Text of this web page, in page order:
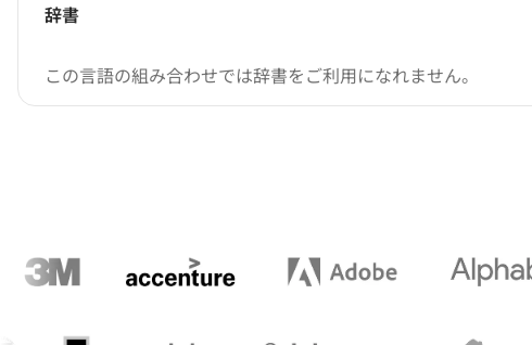
辞書
この言語の組み合わせでは辞書をご利用になれません。